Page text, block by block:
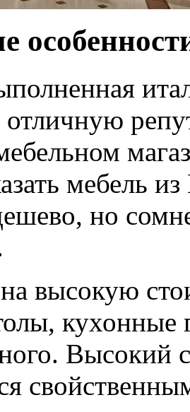
отличную
мебель
но
высокую
кухонные
Высокий